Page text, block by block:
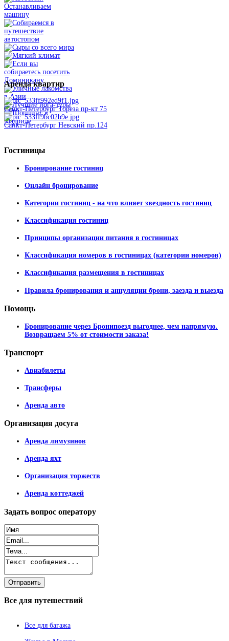
Арендаквартир
Санкт-Петербург Тореза пр-кт 75
Санкт-Петербург Невский пр.124
Гостиницы
Бронирование гостиниц
Онлайн бронирование
Категории гостиниц - на что влияет звездность гостиниц
Классификация гостиниц
Принципы организации питания в гостиницах
Классификация номеров в гостиницах (категории номеров)
Классификация размещения в гостиницах
Правила бронирования и аннуляции брони, заезда и выезда
Помощь
Бронирование через Бронипоезд выгоднее, чем напрямую.
Возвращаем 5% от стоимости заказа!
Транспорт
Авиабилеты
Трансферы
Аренда авто
Организация досуга
Аренда лимузинов
Аренда яхт
Организация торжеств
Аренда коттеджей
Задать вопрос оператору
Все для путешествий
Все для багажа